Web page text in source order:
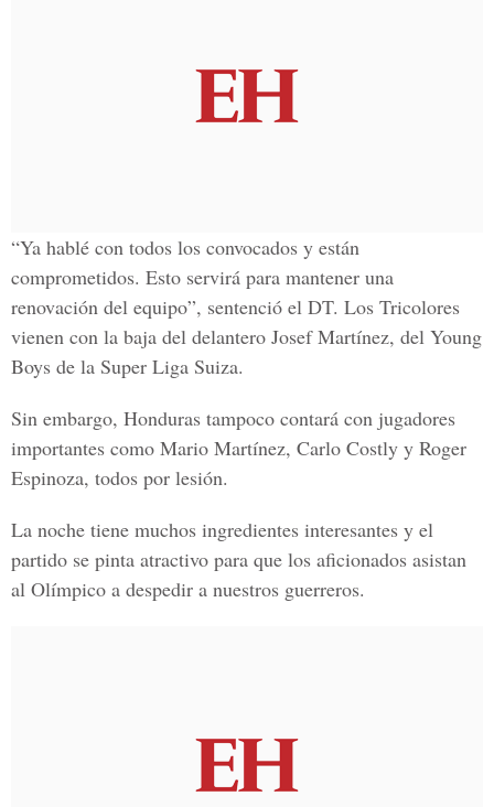
“Ya hablé con todos los convocados y están
comprometidos. Esto servirá para mantener una
renovación del equipo”, sentenció el DT. Los Tricolores
vienen con la baja del delantero Josef Martínez, del Young
Boys de la Super Liga Suiza.
Sin embargo, Honduras tampoco contará con jugadores
importantes como Mario Martínez, Carlo Costly y Roger
Espinoza, todos por lesión.
La noche tiene muchos ingredientes interesantes y el
partido se pinta atractivo para que los aficionados asistan
al Olímpico a despedir a nuestros guerreros.